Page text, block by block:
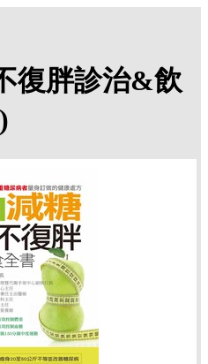
復胖診治&飲